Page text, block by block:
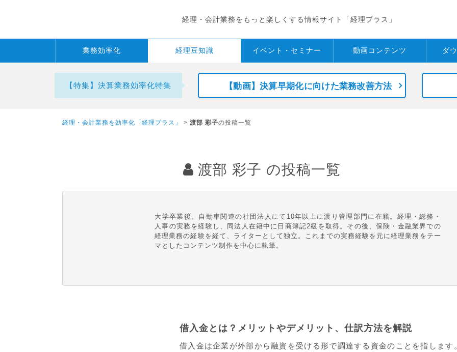
経理・会計業務をもっと楽しくする情報サイト「経理プラス」
業務効率化 経理豆知識 イベント・ セミナー 動画コンテンツ ダ
【特集】決算業務効率化特集 【動画】決算早期化に向けた業務改善方法
経理・会計業務を効率化「経理プラス」 > 渡部 彩子の投稿一覧
渡部 彩子 の投稿一覧
大学卒業後、自動車関連の社団法人にて10年以上に渡り管理部門に在籍。経理・総務・
人事の実務を経験し、同法人在籍中に日商簿記2級を取得。その後、保険・金融業界での
経理業務の経験を経て、ライターとして独立。これまでの実務経験を元に経理業務をテー
マとしたコンテンツ制作を中心に執筆。
借入金とは？メリットやデメリット、仕訳方法を解説
借入金は企業が外部から融資を受ける形で調達する資金のことを指します